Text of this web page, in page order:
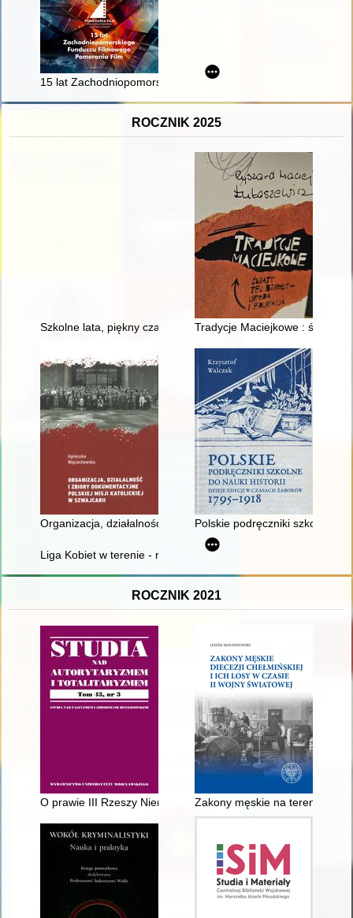
15 lat Zachodniopomorskiego Funduszu Filmowego
ROCZNIK 2025
Szkolne lata, piękny czas... Zespół SzkółTradycje Maciejkowe : świat tej
Organizacja, działalność i zbiory dokumentacyjne Polskiej
Polskie podręczniki szkolne
Liga Kobiet w terenie - recenzja]
ROCZNIK 2021
O prawie III Rzeszy Niemieckiej w Polsce (1939-1945) = The
Zakony męskie na terenie